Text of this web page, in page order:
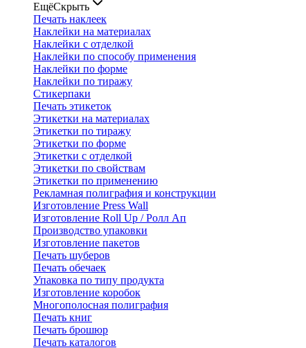
ЕщёСкрыть
Печать наклеек
Наклейки на материалах
Наклейки с отделкой
Наклейки по способу применения
Наклейки по форме
Наклейки по тиражу
Стикерпаки
Печать этикеток
Этикетки на материалах
Этикетки по тиражу
Этикетки по форме
Этикетки с отделкой
Этикетки по свойствам
Этикетки по применению
Рекламная полиграфия и конструкции
Изготовление Press Wall
Изготовление Roll Up / Ролл Ап
Производство упаковки
Изготовление пакетов
Печать шуберов
Печать обечаек
Упаковка по типу продукта
Изготовление коробок
Многополосная полиграфия
Печать книг
Печать брошюр
Печать каталогов